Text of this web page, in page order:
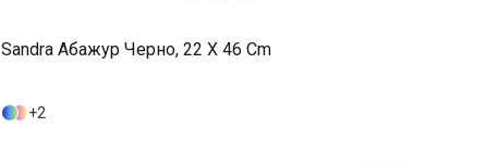
Sandra Абажур Черно, 22 X 46 Cm
2